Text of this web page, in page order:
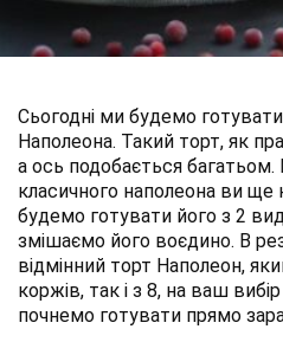
Сьогодні ми будемо
Наполеона. Такий торт, як
а ось подобається
класичного наполеона ви ще
будемо готувати його з 2
змішаємо його воєдино. В
відмінний торт Наполеон,
коржів, так і з 8, на ваш
почнемо готувати прямо